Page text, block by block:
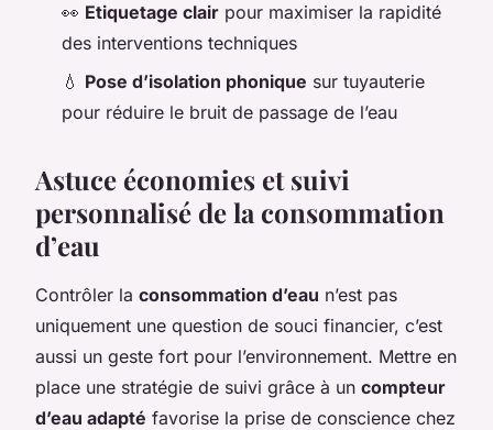
👀 Etiquetage clair pour maximiser la rapidité
des interventions techniques
💧 Pose d’isolation phonique sur tuyauterie
pour réduire le bruit de passage de l’eau
Astuce économies et suivi
personnalisé de la consommation
d’eau
Contrôler la consommation d’eau n’est pas
uniquement une question de souci financier, c’est
aussi un geste fort pour l’environnement. Mettre en
place une stratégie de suivi grâce à un compteur
d’eau adapté favorise la prise de conscience chez